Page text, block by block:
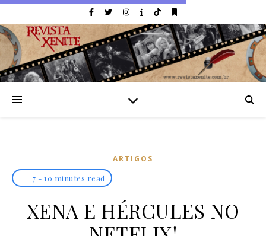
ARTIGOS
7 - 10 minutes read
XENA E HÉRCULES NO